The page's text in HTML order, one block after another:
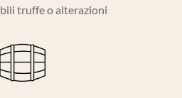
truffe o alterazioni